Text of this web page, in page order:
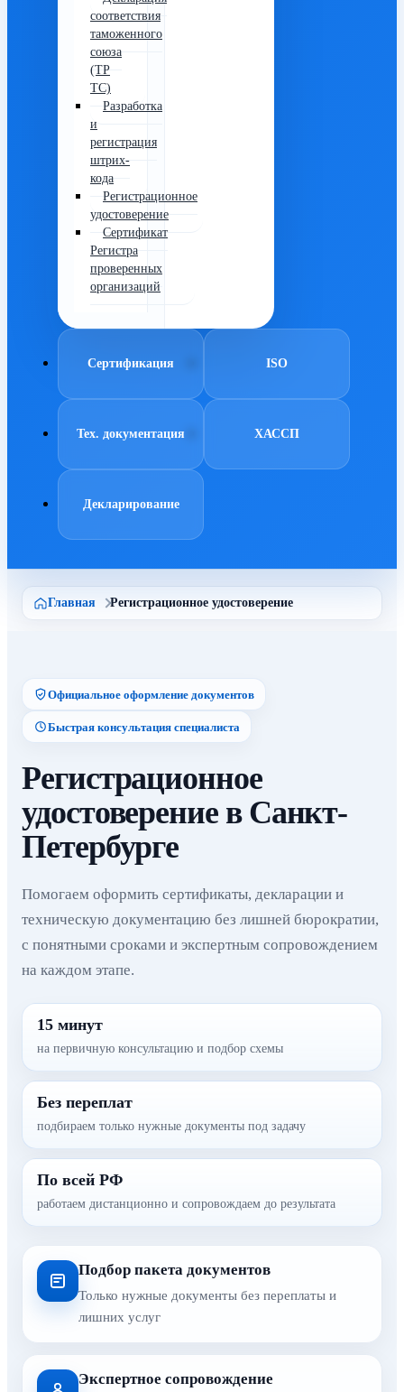
соответствия
таможенного
союза
(ТР
ТС)
Разработка
и
регистрация
штрих-
кода
Регистрационное
удостоверение
Сертификат
Регистра
проверенных
организаций
Сертификация ISO
Тех. документация ХАССП
Декларирование
Главная Регистрационное удостоверение
Официальное оформление документов
Быстрая консультация специалиста
Регистрационное
удостоверение в Санкт-
Петербурге
Помогаем оформить сертификаты, декларации и
техническую документацию без лишней бюрократии,
с понятными сроками и экспертным сопровождением
на каждом этапе.
15 минут
на первичную консультацию и подбор схемы
Без переплат
подбираем только нужные документы под задачу
По всей РФ
работаем дистанционно и сопровождаем до результата
Подбор пакета документов
Только нужные документы без переплаты и
лишних услуг
Экспертное сопровождение